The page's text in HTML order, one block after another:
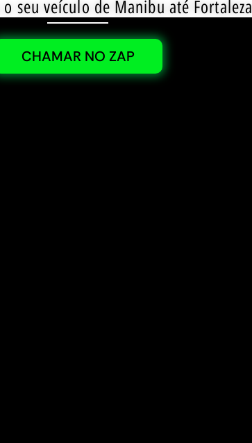
seu veículo de Manibu até Fortaleza
CHAMAR NO ZAP